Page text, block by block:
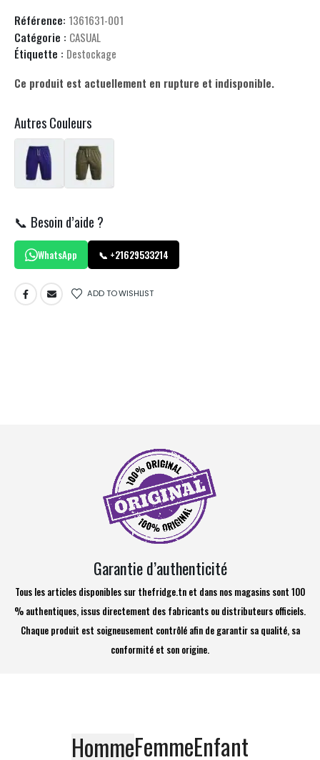
Référence: 1361631-001
Catégorie : CASUAL
Étiquette : Destockage
Ce produit est actuellement en rupture et indisponible.
Autres Couleurs
📞 Besoin d’aide ?
WhatsApp 📞 +21629533214
ADD TO WISHLIST
Garantie d’authenticité
Tous les articles disponibles sur thefridge.tn et dans nos magasins sont 100
% authentiques, issus directement des fabricants ou distributeurs officiels.
Chaque produit est soigneusement contrôlé afin de garantir sa qualité, sa
conformité et son origine.
HommeFemmeEnfant